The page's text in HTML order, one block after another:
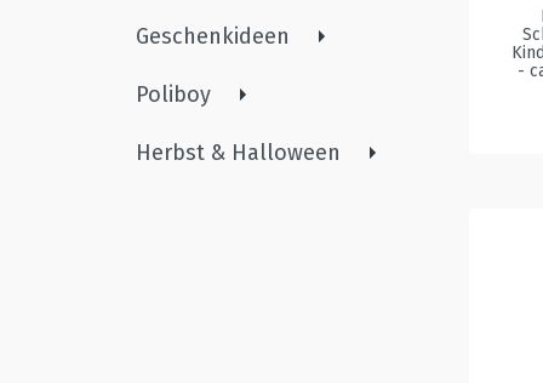
Geschenkideen
Poliboy
Herbst & Halloween
-